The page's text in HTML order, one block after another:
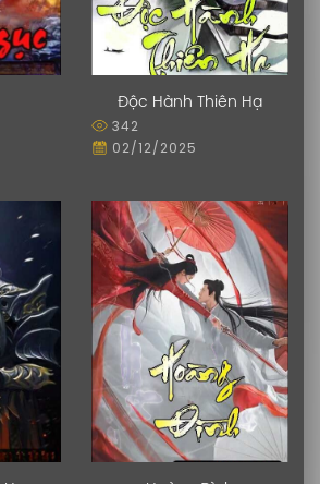
Độc Hành Thiên Hạ
342
02/12/2025